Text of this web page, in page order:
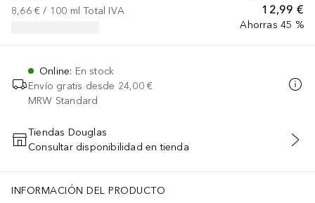
12,99 €
Ahorras 45 %
8,66 € / 100 ml Total IVA
Online: En stock
Envío gratis desde 24,00 €
MRW Standard
AÑADIR AL CARRITO
Tiendas Douglas
Consultar disponibilidad en tienda
INFORMACIÓN DEL PRODUCTO